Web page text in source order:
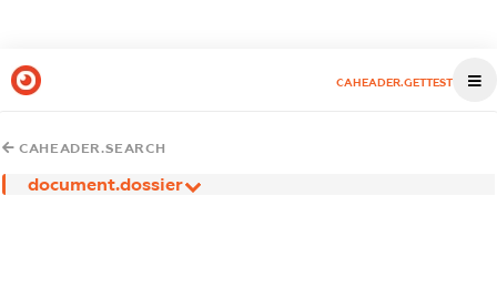
CAHEADER.GETTEST
CAHEADER.SEARCH
document.dossier